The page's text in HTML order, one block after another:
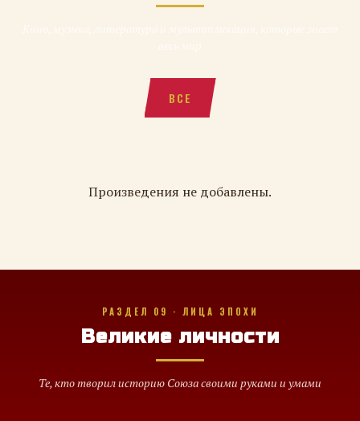
ВСЕ
Произведения не добавлены.
РАЗДЕЛ 09 · ЛИЦА ЭПОХИ
Великие личности
Те, кто творил историю Союза своими руками и умами